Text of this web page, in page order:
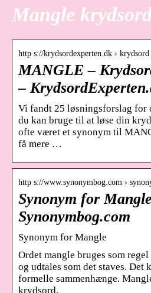
Mangle
http s://krydsordexperten.dk › krydsord
MANGLE –
–
Vi fandt 25 løsningsforslag for
du kan bruge til at løse din
ofte været et synonym til
få mere …
http s://www.synonymbog.com ›
Synonym for
Synonymbog.com
Synonym for Mangle
Ordet mangle bruges som
og udtales som det staves. Det
formelle sammenhænge.
krydsord.